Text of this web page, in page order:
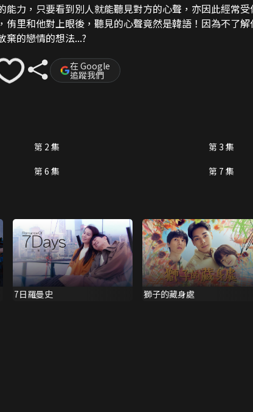
能力，只要看到別人就能聽見對方的心聲，亦因此經常受
侑里和他對上眼後，聽見的心聲竟然是韓語！因為不了
棄的戀情的想法...?
在 Google
追蹤我們
第 2 集 第 3 集
第 6 集 第 7 集
7日羅曼史 獅子的藏身處